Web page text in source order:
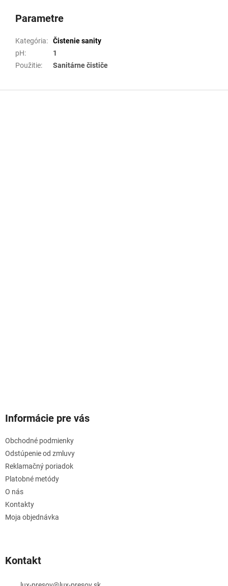
Parametre
Kategória:
Čistenie sanity
pH:
1
Použitie: Sanitárne čističe
Informácie pre vás
Obchodné podmienky
Odstúpenie od zmluvy
Reklamačný poriadok
Platobné metódy
O nás
Kontakty
Moja objednávka
Kontakt